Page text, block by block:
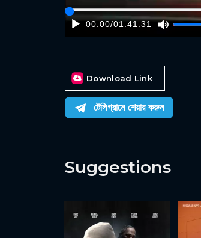
00:00/01:41:31
Download Link
টেলিগ্রামে শেয়ার করুন
Suggestions